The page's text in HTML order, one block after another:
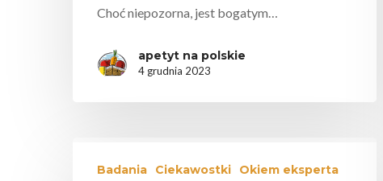
Choć niepozorna, jest bogatym…
apetyt na polskie
4 grudnia 2023
Badania Ciekawostki Okiem eksperta